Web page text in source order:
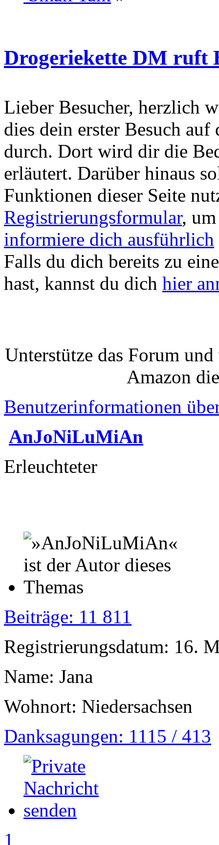
Drogeriekette DM ruft
Lieber Besucher, herzlich
dies dein erster Besuch
durch. Dort wird dir die
erläutert. Darüber hinaus
Funktionen dieser Seite
Registrierungsformular,
informiere dich ausführlich
Falls du dich bereits zu
hast, kannst du dich hier
Unterstütze das Forum
Amazon
Benutzerinformationen
AnJoNiLuMiAn
Erleuchteter
Beiträge: 11 811
Registrierungsdatum: 16.
Name: Jana
Wohnort: Niedersachsen
Danksagungen: 1115 / 413
1